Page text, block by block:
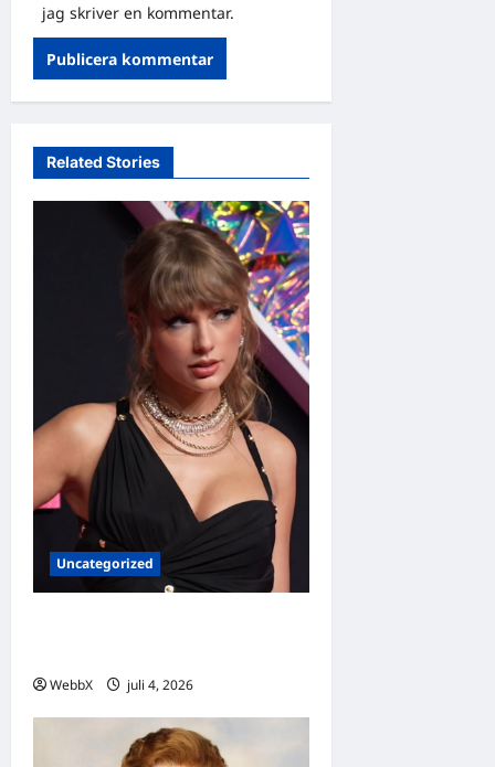
jag skriver en kommentar.
Related Stories
Uncategorized
WebbX juli 4, 2026